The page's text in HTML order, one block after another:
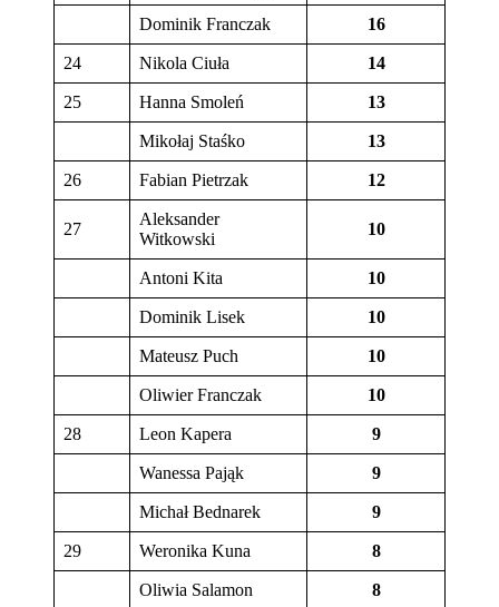
Dominik Franczak 16
24 Nikola Ciuła 14
25 Hanna Smoleń 13
Mikołaj Staśko 13
26 Fabian Pietrzak 12
27
Aleksander
Witkowski
10
Antoni Kita 10
Dominik Lisek 10
Mateusz Puch 10
Oliwier Franczak 10
28 Leon Kapera 9
Wanessa Pająk 9
Michał Bednarek 9
29 Weronika Kuna 8
Oliwia Salamon 8